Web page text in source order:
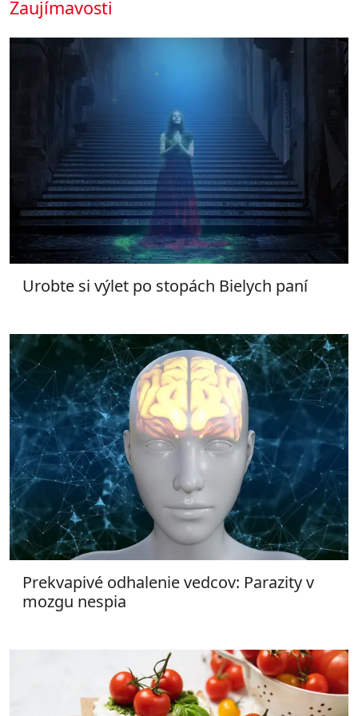
Zaujímavosti
Urobte si výlet po stopách Bielych paní
Prekvapivé odhalenie vedcov: Parazity v
mozgu nespia